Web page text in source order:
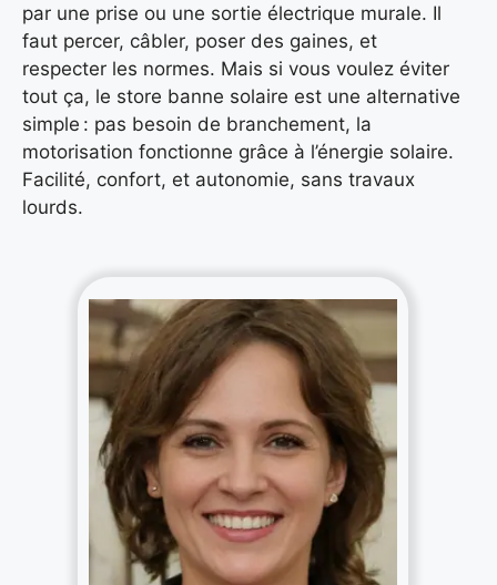
par une prise ou une sortie électrique murale. Il
faut percer, câbler, poser des gaines, et
respecter les normes. Mais si vous voulez éviter
tout ça, le store banne solaire est une alternative
simple : pas besoin de branchement, la
motorisation fonctionne grâce à l’énergie solaire.
Facilité, confort, et autonomie, sans travaux
lourds.